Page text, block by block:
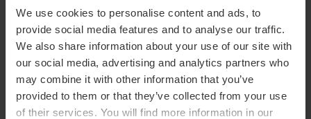
We use cookies to personalise content and ads, to
provide social media features and to analyse our traffic.
We also share information about your use of our site with
our social media, advertising and analytics partners who
may combine it with other information that you’ve
provided to them or that they’ve collected from your use
of their services. You will find more information in our
templos
perdidos
de
Egipto
Middel.
Apoteosis
Now»
en
Exposición y actividades «Los
mundos de Alicia» en València
Exposición
y
actividades
«Los
mundos